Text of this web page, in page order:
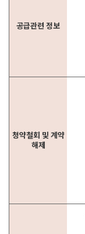
공급관련 정보
청약철회 및 계약
해제